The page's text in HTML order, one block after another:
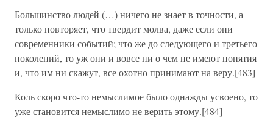
Большинство людей (…) ничего не знает в точности, а
только повторяет, что твердит молва, даже если они
современники событий; что же до следующего и третьего
поколений, то уж они и вовсе ни о чем не имеют понятия
и, что им ни скажут, все охотно принимают на веру.[483]
Коль скоро что-то немыслимое было однажды усвоено, то
уже становится немыслимо не верить этому.[484]